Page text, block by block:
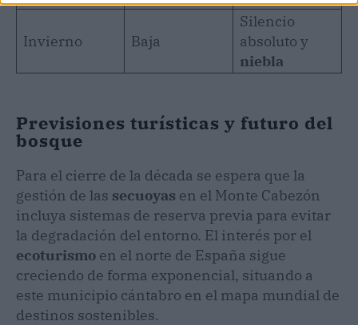
Invierno Baja
Silencio
absoluto y
niebla
Previsiones turísticas y futuro del
bosque
Para el cierre de la década se espera que la
gestión de las secuoyas en el Monte Cabezón
incluya sistemas de reserva previa para evitar
la degradación del entorno. El interés por el
ecoturismo en el norte de España sigue
creciendo de forma exponencial, situando a
este municipio cántabro en el mapa mundial de
destinos sostenibles.